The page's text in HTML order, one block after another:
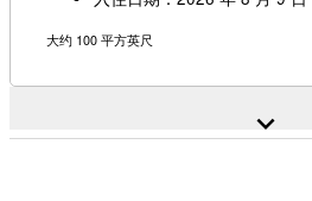
大约 100 平方英尺
expand_more